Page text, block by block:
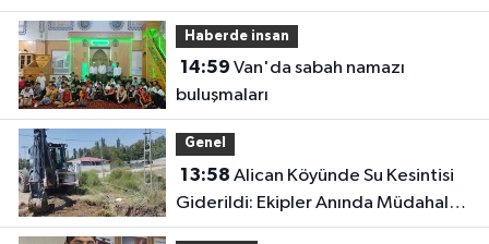
Haberde insan
14:59
buluşmaları
Genel
13:58
Giderildi: Ekipler Anında Müdahale
Etti